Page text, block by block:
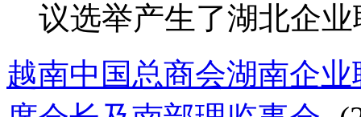
议选举产生了湖北企业
越南中国总商会湖南企